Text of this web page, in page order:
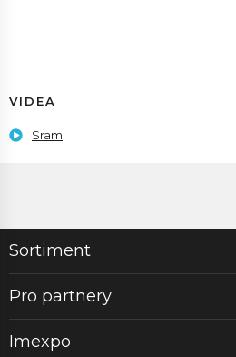
VIDEA
Sram
Sortiment
Pro partnery
Imexpo